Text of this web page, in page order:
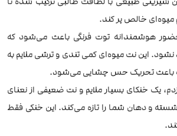
خالص پر کند.
هوشمندانه توت‌ فرنگی باعث می‌شود که
این نت‌ میوه‌ای کمی تندی و ترشی ملایم به
باعث تحریک حس چشایی می‌شود.
یک خنکای بسیار ملایم و نت ضعیفی از نعنای
شسته و دهان شما را تازه می‌کند. این خنکی فقط